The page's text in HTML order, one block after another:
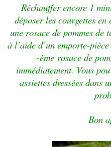
Réchauffer encore 1
déposer les courgettes
une rosace de pommes de
à l’aide d’un emporte-
-ème rosace de
immédiatement. Vous
assiettes dressées dans
Bon